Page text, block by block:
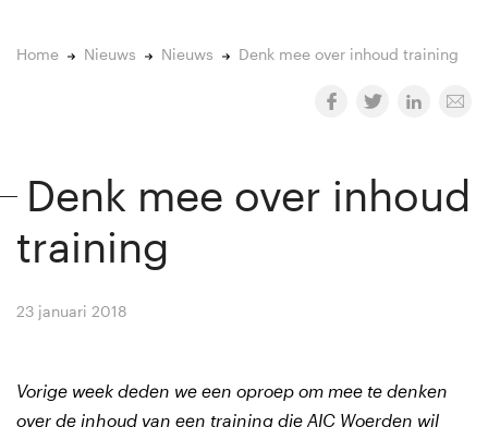
Home Nieuws Nieuws Denk mee over inhoud training
Denk mee over inhoud
training
23 januari 2018
Vorige week deden we een oproep om mee te denken
over de inhoud van een training die AIC Woerden wil